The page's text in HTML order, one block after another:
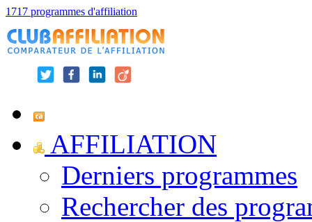
1717 programmes d'affiliation
AFFILIATION
Derniers programmes
Rechercher des